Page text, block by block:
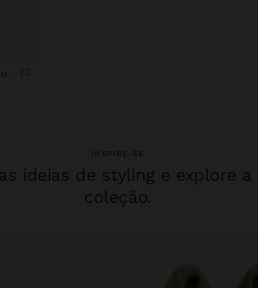
RELÓGIO PULSEIRA DE ELOS COM CORAÇÕES
INSPIRE-SE
ideias de styling e explore a
coleção.